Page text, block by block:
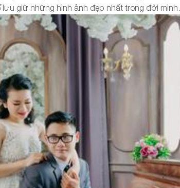
giữ những hình ảnh đẹp nhất trong đời mình.